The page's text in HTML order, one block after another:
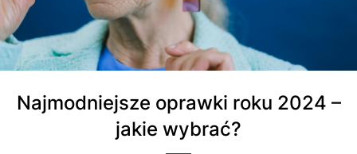
Najmodniejsze oprawki roku 2024 –
jakie wybrać?